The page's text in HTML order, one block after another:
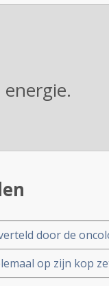
door de
ik nog maximaal
op zijn kop